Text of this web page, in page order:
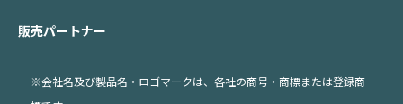
販売パートナー
※会社名及び製品名・ロゴマークは、各社の商号・商標または登録商